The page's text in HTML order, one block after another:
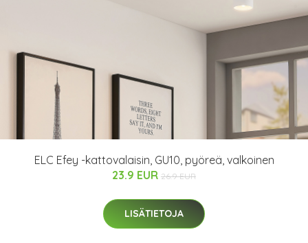
ELC Efey -kattovalaisin, GU10, pyöreä, valkoinen
23.9 EUR 26.9 EUR
LISÄTIETOJA